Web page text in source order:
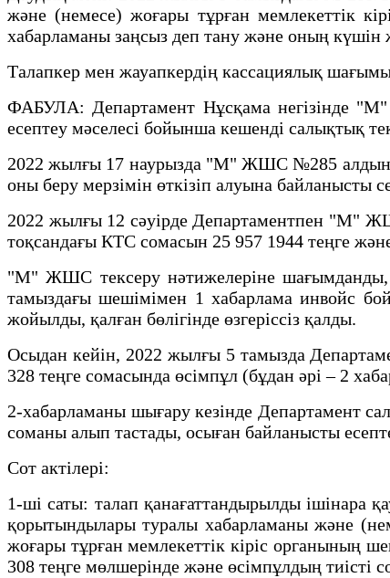
және (немесе) жоғары тұрған мемлекеттік
хабарламаны заңсыз деп тану және оның
Талапкер мен жауапкердің кассациялық
ФАБУЛА: Департамент Нұсқама негізінде "М"
есептеу мәселесі бойынша кешенді салықтық
2022 жылғы 17 наурызда "М" ЖШС №285 алдын
оны беру мерзімін өткізіп алуына байланысты
2022 жылғы 12 сәуірде Департаментпен "М"
тоқсандағы КТС сомасын 25 957 1944 теңге
"М" ЖШС тексеру нәтижелеріне
тамыздағы шешімімен 1 хабарлама инвойс
жойылды, қалған бөлігінде өзгеріссіз қалды.
Осыдан кейін, 2022 жылғы 5 тамызда
328 теңге сомасында өсімпұл (бұдан әрі – 2
2-хабарламаны шығару кезінде Департамент
соманы алып тастады, осыған байланысты
Сот актілері:
1-ші саты: талап қанағаттандырылды ішінара
қорытындылары туралы хабарламаны және
жоғары тұрған мемлекеттік кіріс органының
308 теңге мөлшерінде және өсімпұлдың тиісті